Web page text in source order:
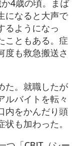
4歳の頃。まば
になると大声で
るようになっ
こともある。症
度も救急搬送さ
た。就職したが
ルバイトを転々
内をかんだり頭
も加わった。